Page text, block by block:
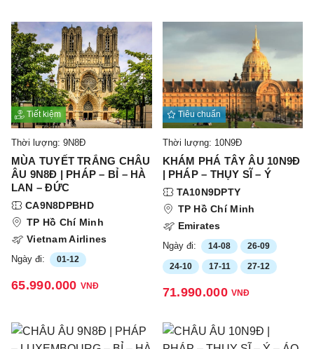
Tiết kiệm
Thời lượng: 9N8Đ
MÙA TUYẾT TRẮNG CHÂU
ÂU 9N8Đ | PHÁP – BỈ – HÀ
LAN – ĐỨC
CA9N8DPBHD
TP Hồ Chí Minh
Vietnam Airlines
Ngày đi: 01-12
65.990.000 VNĐ
Tiêu chuẩn
Thời lượng: 10N9Đ
KHÁM PHÁ TÂY ÂU 10N9Đ
| PHÁP – THỤY SĨ – Ý
TA10N9DPTY
TP Hồ Chí Minh
Emirates
Ngày đi: 14-08 26-09
24-10 17-11 27-12
71.990.000 VNĐ